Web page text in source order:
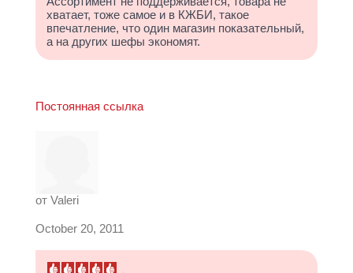
хватает, тоже самое и в КЖБИ, такое
впечатление, что один магазин показательный,
а на других шефы экономят.
Постоянная ссылка
от Valeri
October 20, 2011